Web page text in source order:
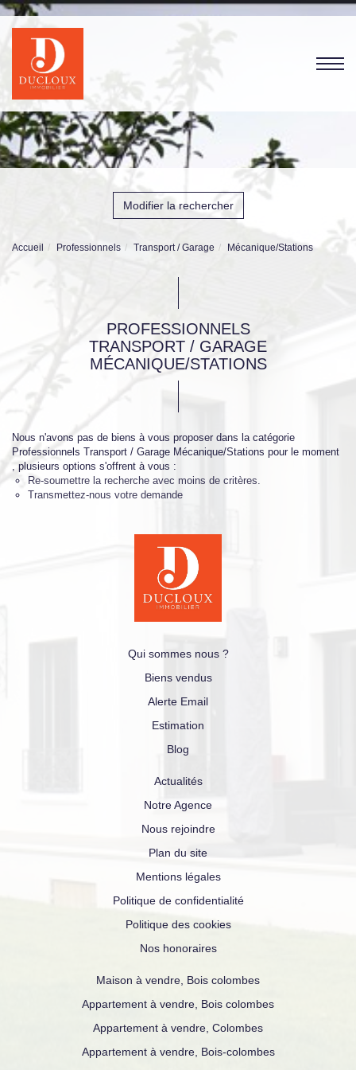
Modifier la rechercher
Accueil Professionnels Transport / Garage Mécanique/Stations
PROFESSIONNELS
TRANSPORT / GARAGE
MÉCANIQUE/STATIONS
Nous n'avons pas de biens à vous proposer dans la catégorie
Professionnels Transport / Garage Mécanique/Stations pour le moment
, plusieurs options s'offrent à vous :
Re-soumettre la recherche avec moins de critères.
Transmettez-nous votre demande
Qui sommes nous ?
Biens vendus
Alerte Email
Estimation
Blog
Actualités
Notre Agence
Nous rejoindre
Plan du site
Mentions légales
Politique de confidentialité
Politique des cookies
Nos honoraires
Maison à vendre, Bois colombes
Appartement à vendre, Bois colombes
Appartement à vendre, Colombes
Appartement à vendre, Bois-colombes